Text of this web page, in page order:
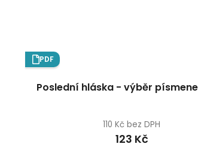
PDF
Poslední hláska - výběr písmene
110 Kč bez DPH
123 Kč